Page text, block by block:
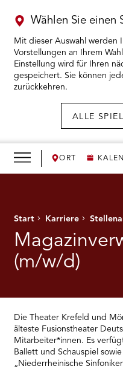
ORT
Wählen Sie einen
Mit dieser Auswahl werden
Vorstellungen an Ihrem
Einstellung wird für Ihren
gespeichert. Sie können
zurückkehren.
KARTENKAUF ÖFFNEN
WIR ÖFFNEN
THEATERPÄDAGOGIK
BESUCH ÖFFNEN
Start Karriere
(m/w/d)
Die Theater Krefeld und
älteste Fusionstheater
Mitarbeiter*innen. Es
Ballett und Schauspiel
„Niederrheinische